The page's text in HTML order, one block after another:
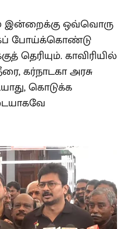
இன்றைக்கு ஒவ்வொரு
போய்க்கொண்டு
தெரியும். காவிரியில்
கர்நாடகா அரசு
கொடுக்க